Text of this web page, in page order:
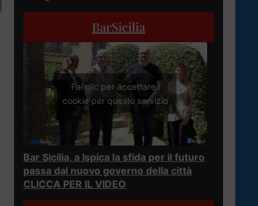
BarSicilia
Fai clic per accettare i
cookie per questo servizio
Bar Sicilia, a Ispica la sfida per il futuro
passa dal nuovo governo della città
CLICCA PER IL VIDEO